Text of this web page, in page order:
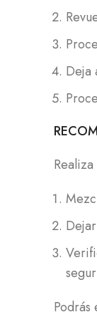
Deja
Podrás